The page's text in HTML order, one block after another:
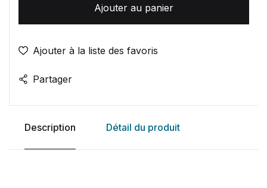
Ajouter au panier
Ajouter à la liste des favoris
Partager
Description Détail du produit